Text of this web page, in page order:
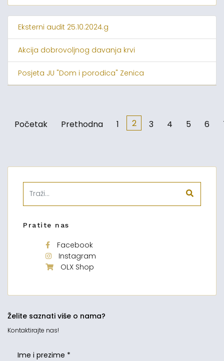
Eksterni audit 25.10.2024.g
Akcija dobrovoljnog davanja krvi
Posjeta JU "Dom i porodica" Zenica
Početak Prethodna 1 2 3 4 5 6
Pratite nas
Facebook
Instagram
OLX Shop
Želite saznati više o nama?
Kontaktirajte nas!
Ime i prezime *